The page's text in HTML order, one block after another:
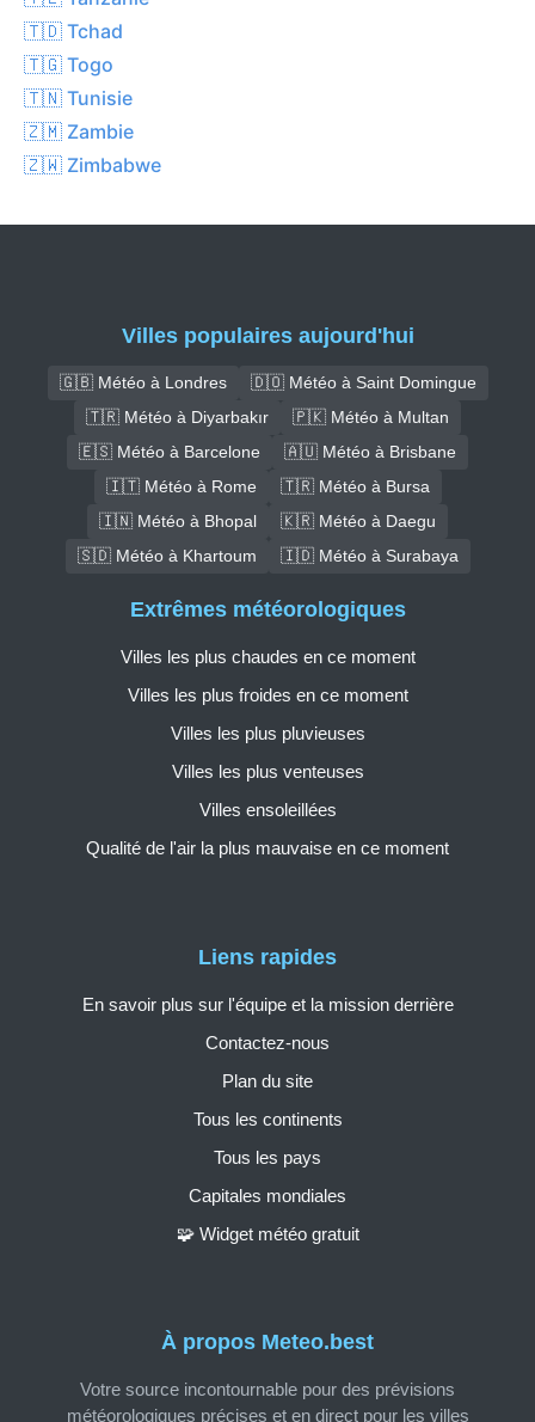
🇹🇩 Tchad
🇹🇬 Togo
🇹🇳 Tunisie
🇿🇲 Zambie
🇿🇼 Zimbabwe
Villes populaires aujourd'hui
🇬🇧 Météo à Londres
🇩🇴 Météo à Saint Domingue
🇹🇷 Météo à Diyarbakır
🇵🇰 Météo à Multan
🇪🇸 Météo à Barcelone
🇦🇺 Météo à Brisbane
🇮🇹 Météo à Rome
🇹🇷 Météo à Bursa
🇮🇳 Météo à Bhopal
🇰🇷 Météo à Daegu
🇸🇩 Météo à Khartoum
🇮🇩 Météo à Surabaya
À propos Meteo.best
Votre source incontournable pour des prévisions
météorologiques précises et en direct pour les villes
Liens rapides
En savoir plus sur l'équipe et la mission derrière
Contactez-nous
Plan du site
Tous les continents
Tous les pays
Capitales mondiales
🧩 Widget météo gratuit
Extrêmes météorologiques
Villes les plus chaudes en ce moment
Villes les plus froides en ce moment
Villes les plus pluvieuses
Villes les plus venteuses
Villes ensoleillées
Qualité de l'air la plus mauvaise en ce moment